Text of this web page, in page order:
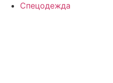
Спецодежда